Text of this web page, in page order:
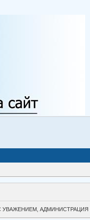
УВАЖЕНИЕМ,